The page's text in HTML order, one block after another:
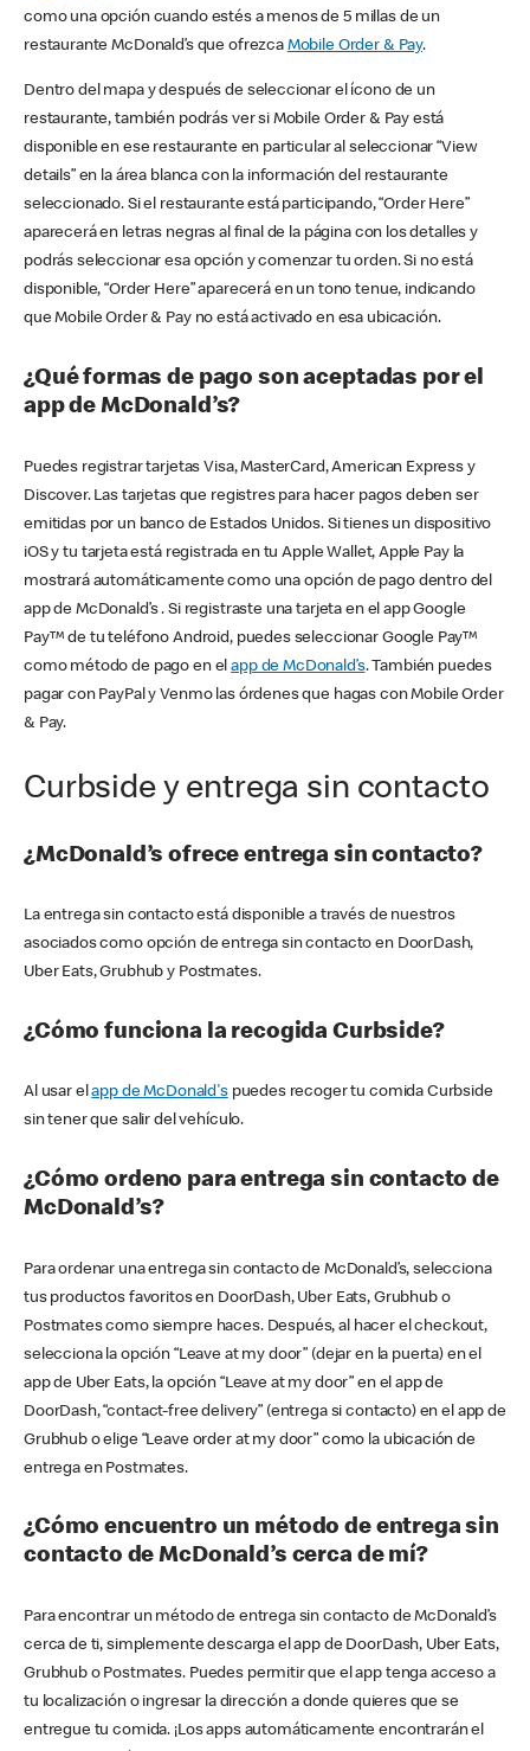
como una opción cuando estés a menos de 5 millas de un
restaurante McDonald’s que ofrezca Mobile Order & Pay.
Dentro del mapa y después de seleccionar el ícono de un
restaurante, también podrás ver si Mobile Order & Pay está
disponible en ese restaurante en particular al seleccionar “View
details” en la área blanca con la información del restaurante
seleccionado. Si el restaurante está participando, “Order Here”
aparecerá en letras negras al final de la página con los detalles y
podrás seleccionar esa opción y comenzar tu orden. Si no está
disponible, “Order Here” aparecerá en un tono tenue, indicando
que Mobile Order & Pay no está activado en esa ubicación.
¿Qué formas de pago son aceptadas por el
app de McDonald’s?
Puedes registrar tarjetas Visa, MasterCard, American Express y
Discover. Las tarjetas que registres para hacer pagos deben ser
emitidas por un banco de Estados Unidos. Si tienes un dispositivo
iOS y tu tarjeta está registrada en tu Apple Wallet, Apple Pay la
mostrará automáticamente como una opción de pago dentro del
app de McDonald’s . Si registraste una tarjeta en el app Google
Pay™ de tu teléfono Android, puedes seleccionar Google Pay™
como método de pago en elapp de McDonald’s. También puedes
pagar con PayPal y Venmo las órdenes que hagas con Mobile Order
& Pay.
Curbside y entrega sin contacto
¿McDonald’s ofrece entrega sin contacto?
La entrega sin contacto está disponible a través de nuestros
asociados como opción de entrega sin contacto en DoorDash,
Uber Eats, Grubhub y Postmates.
¿Cómo funciona la recogida Curbside?
Al usar elapp de McDonald'spuedes recoger tu comida Curbside
sin tener que salir del vehículo.
¿Cómo ordeno para entrega sin contacto de
McDonald’s?
Para ordenar una entrega sin contacto de McDonald’s, selecciona
tus productos favoritos en DoorDash, Uber Eats, Grubhub o
Postmates como siempre haces. Después, al hacer el checkout,
selecciona la opción “Leave at my door” (dejar en la puerta) en el
app de Uber Eats, la opción “Leave at my door” en el app de
DoorDash, “contact-free delivery” (entrega si contacto) en el app de
Grubhub o elige “Leave order at my door” como la ubicación de
entrega en Postmates.
¿Cómo encuentro un método de entrega sin
contacto de McDonald’s cerca de mí?
Para encontrar un método de entrega sin contacto de McDonald’s
cerca de ti, simplemente descarga el app de DoorDash, Uber Eats,
Grubhub o Postmates. Puedes permitir que el app tenga acceso a
tu localización o ingresar la dirección a donde quieres que se
entregue tu comida. ¡Los apps automáticamente encontrarán el